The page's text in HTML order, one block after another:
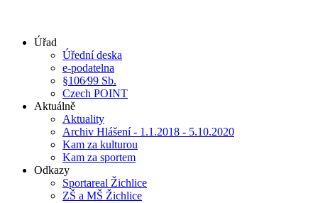
Úřad
Úřední deska
e-podatelna
§106⁄99 Sb.
Czech POINT
Aktuálně
Aktuality
Archiv Hlášení - 1.1.2018 - 5.10.2020
Kam za kulturou
Kam za sportem
Odkazy
Sportareal Žichlice
ZŠ a MŠ Žichlice